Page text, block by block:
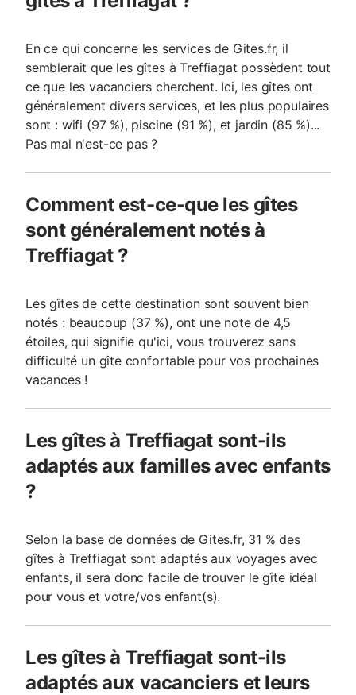
En ce qui concerne les services de Gites.fr, il
semblerait que les gîtes à Treffiagat possèdent tout
ce que les vacanciers cherchent. Ici, les gîtes ont
généralement divers services, et les plus populaires
sont : wifi (97 %), piscine (91 %), et jardin (85 %)...
Pas mal n'est-ce pas ?
Comment est-ce-que les gîtes
sont généralement notés à
Treffiagat ?
Les gîtes de cette destination sont souvent bien
notés : beaucoup (37 %), ont une note de 4,5
étoiles, qui signifie qu'ici, vous trouverez sans
difficulté un gîte confortable pour vos prochaines
vacances !
Les gîtes à Treffiagat sont-ils
adaptés aux familles avec enfants
?
Selon la base de données de Gites.fr, 31 % des
gîtes à Treffiagat sont adaptés aux voyages avec
enfants, il sera donc facile de trouver le gîte idéal
pour vous et votre/vos enfant(s).
Les gîtes à Treffiagat sont-ils
adaptés aux vacanciers et leurs